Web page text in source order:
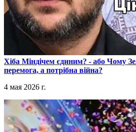
​Хіба Міндічем єдиним? - або Чому
перемога, а потрібна війна?
4 мая 2026 г.